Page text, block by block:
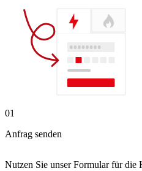
01
Anfrag senden
Nutzen Sie unser Formular für die